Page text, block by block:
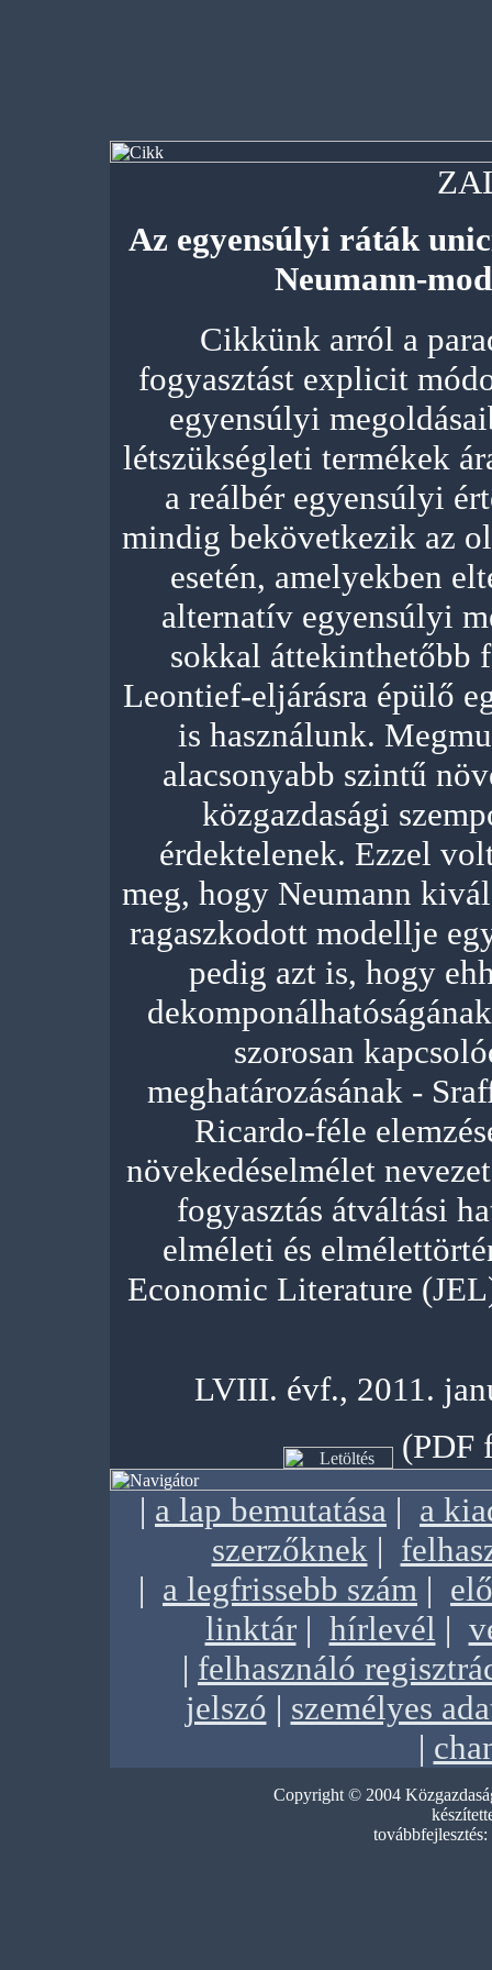
Az egyensúlyi ráták
Neumann-
Cikkünk arról a
fogyasztást explicit
egyensúlyi
létszükségleti termékek
a reálbér egyensúlyi
mindig bekövetkezik az
esetén, amelyekben
alternatív egyensúlyi
sokkal áttekinthetőbb
Leontief-eljárásra épülő
is használunk.
alacsonyabb szintű
közgazdasági
érdektelenek. Ezzel
meg, hogy Neumann
ragaszkodott modellje
pedig azt is, hogy
szorosan
meghatározásának -
Ricardo-féle
növekedéselmélet
fogyasztás átváltási
elméleti és
Economic Literature
LVIII. évf., 2011.
(PDF
| a lap bemutatása | a
szerzőknek|
| a legfrissebb szám |
linktár| hírlevél |
| felhasználó
jelszó | személyes
|
Copyright © 2004
továbbfejlesztés: